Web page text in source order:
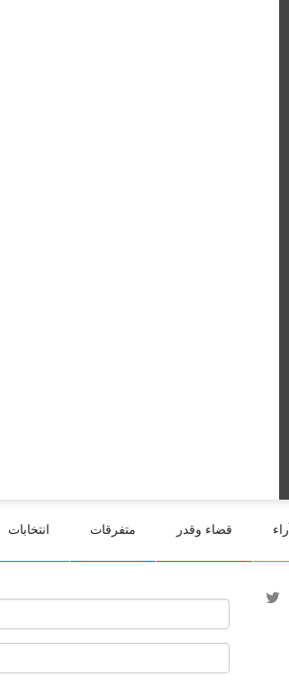
آراء قضاء وقدر متفرقات انتخابات